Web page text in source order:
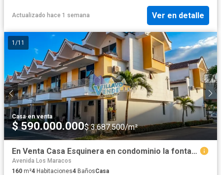
Actualizado hace 1 semana Ver en detalle
1 /11
Casa·en venta
$ 590.000.000$ 3.687.500/m²
En Venta Casa Esquinera en condominio la fontana Villavicencio C3224
Avenida Los Maracos
160 m²4 Habitaciones4 BañosCasa